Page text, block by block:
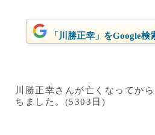
「川勝正幸」をGoogle検
川勝正幸さんが亡くなってか
ちました。(5303日)